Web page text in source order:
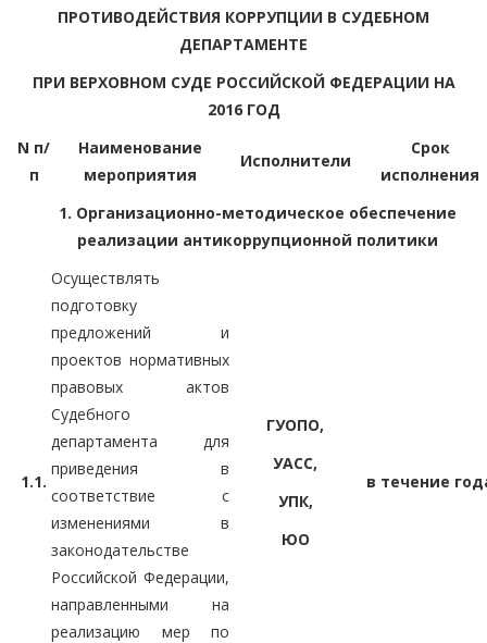
ПРОТИВОДЕЙСТВИЯ КОРРУПЦИИ В СУДЕБНОМ
ДЕПАРТАМЕНТЕ
ПРИ ВЕРХОВНОМ СУДЕ РОССИЙСКОЙ ФЕДЕРАЦИИ НА
2016 ГОД
N п/
п
Наименование
мероприятия
Исполнители
Срок
исполнения
1. Организационно-методическое обеспечение
реализации антикоррупционной политики
1.1.
Осуществлять
подготовку
предложений и
проектов нормативных
правовых актов
Судебного
департамента для
приведения в
соответствие с
изменениями в
законодательстве
Российской Федерации,
направленными на
реализацию мер по
ГУОПО,
УАСС,
УПК,
ЮО
в течение